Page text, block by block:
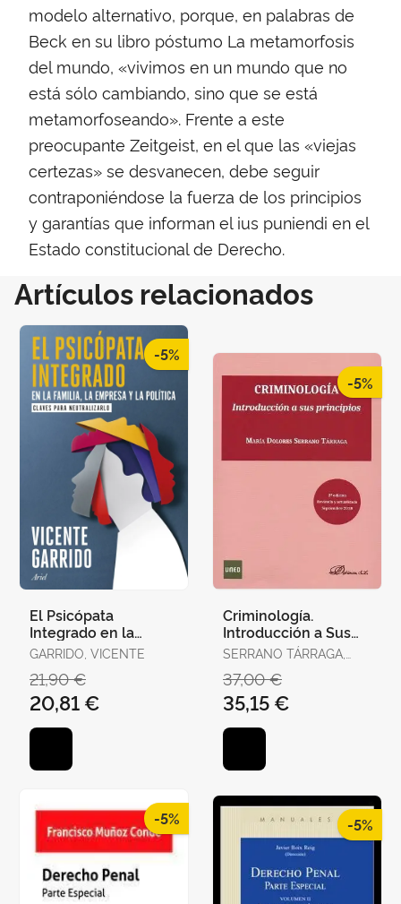
modelo alternativo, porque, en palabras de
Beck en su libro póstumo La metamorfosis
del mundo, «vivimos en un mundo que no
está sólo cambiando, sino que se está
metamorfoseando». Frente a este
preocupante Zeitgeist, en el que las «viejas
certezas» se desvanecen, debe seguir
contraponiéndose la fuerza de los principios
y garantías que informan el ius puniendi en el
Estado constitucional de Derecho.
Artículos relacionados
-5%
El Psicópata
Integrado en la
Familia, la Empresa y
la Política
GARRIDO, VICENTE
21,90 €
20,81 €
-5%
Criminología.
Introducción a Sus
Principios
SERRANO TÁRRAGA,
37,00 €
35,15 €
-5% -5%